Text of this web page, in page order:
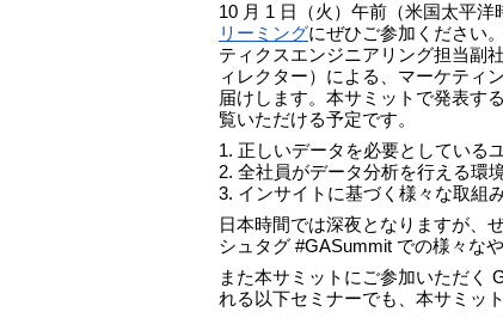
10 月 1 日（火）午前（米国太平
リーミングにぜひご参加ください
ティクスエンジニアリング担当副
ィレクター）による、マーケティ
届けします。本サミットで発表す
覧いただける予定です。
1. 正しいデータを必要としている
2. 全社員がデータ分析を行える環
3. インサイトに基づく様々な取組
日本時間では深夜となりますが、
シュタグ #GASummit での様々な
また本サミットにご参加いただく
れる以下セミナーでも、本サミッ